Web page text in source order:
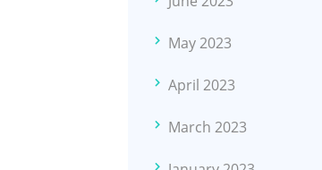
May 2023
April 2023
March 2023